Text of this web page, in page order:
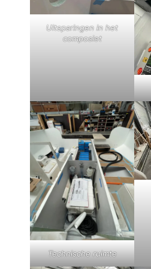
Uitsparingen in het
composiet
Technische ruimte